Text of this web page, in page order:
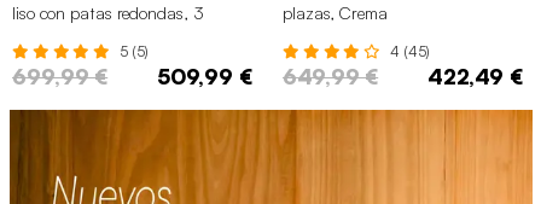
liso con patas redondas, 3
5 (5)
699,99 € 509,99 €
plazas, Crema
4 (45)
649,99 € 422,49 €